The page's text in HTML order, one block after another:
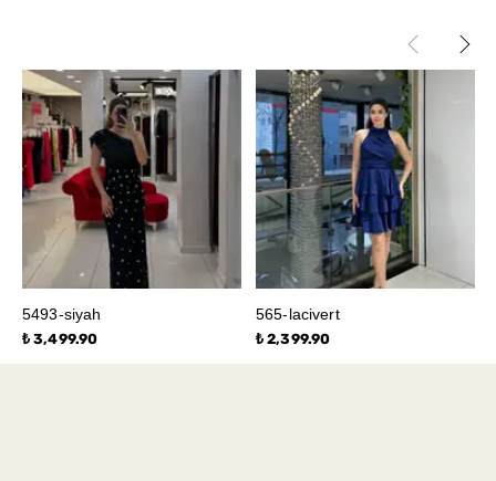
5493-siyah
₺ 3,499.90
565-lacivert
₺ 2,399.90